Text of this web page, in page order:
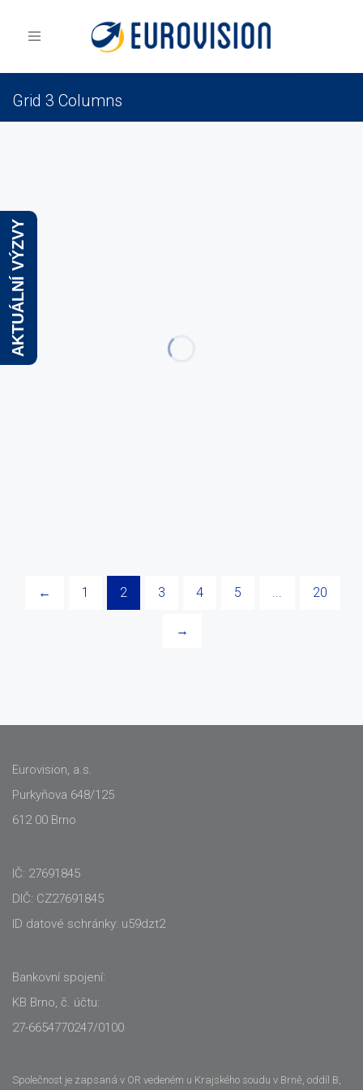
Toggle
Grid 3 Columns
← 1 2 3 4 5 ... 20
→
Eurovision, a.s.
Purkyňova 648/125
612 00 Brno
IČ: 27691845
DIČ: CZ27691845
ID datové schránky: u59dzt2
Bankovní spojení:
KB Brno, č. účtu:
27-6654770247/0100
Společnost je zapsaná v OR vedeném u Krajského soudu v Brně, oddíl B,
AKTUÁLNÍ VÝZVY